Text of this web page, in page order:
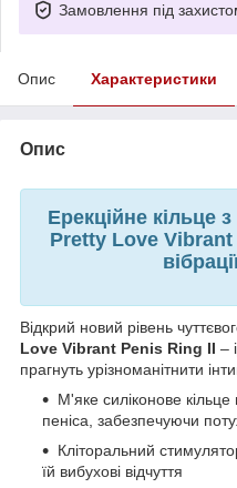
Замовлення під
Опис Характеристики
Опис
Ерекційне кільце
Pretty Love
Відкрий новий рівень
Love Vibrant Penis Ring II –
прагнуть урізноманітнити
М'яке силіконове
пеніса, забезпечуючи
Кліторальний
їй вибухові відчуття